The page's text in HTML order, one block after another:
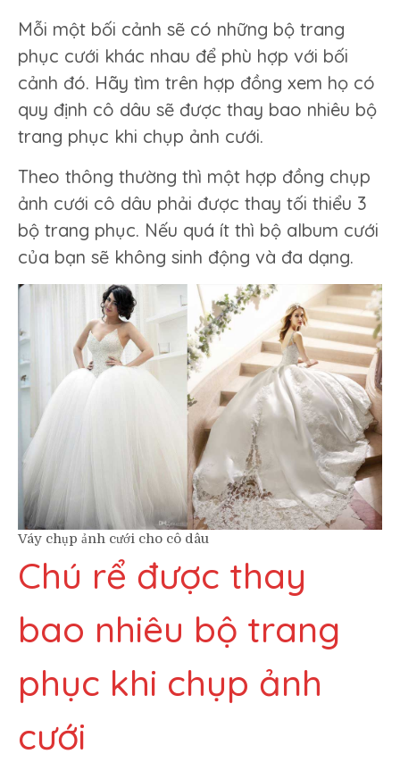
Mỗi một bối cảnh sẽ có những bộ trang
phục cưới khác nhau để phù hợp với bối
cảnh đó. Hãy tìm trên hợp đồng xem họ có
quy định cô dâu sẽ được thay bao nhiêu bộ
trang phục khi chụp ảnh cưới.
Theo thông thường thì một hợp đồng chụp
ảnh cưới cô dâu phải được thay tối thiểu 3
bộ trang phục. Nếu quá ít thì bộ album cưới
của bạn sẽ không sinh động và đa dạng.
Váy chụp ảnh cưới cho cô dâu
Chú rể được thay
bao nhiêu bộ trang
phục khi chụp ảnh
cưới